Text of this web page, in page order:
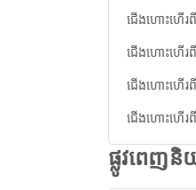
ជើងហោះហើរ
ជើងហោះហើរ
ជើងហោះហើរ
ជើងហោះហើរ
ផ្លូវពេញ